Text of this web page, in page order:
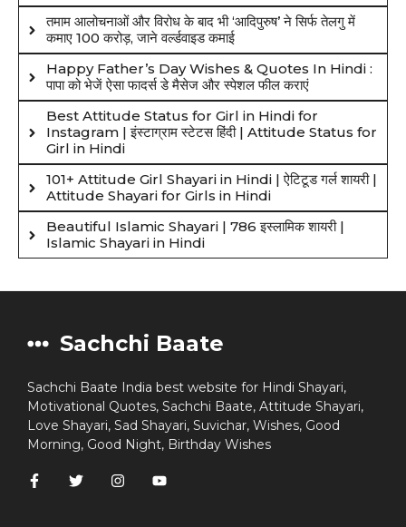
तमाम आलोचनाओं और विरोध के बाद भी ‘आदिपुरुष’ ने सिर्फ तेलगु में
कमाए 100 करोड़, जाने वर्ल्डवाइड कमाई
Happy Father’s Day Wishes & Quotes In Hindi :
पापा को भेजें ऐसा फादर्स डे मैसेज और स्पेशल फील कराएं
Best Attitude Status for Girl in Hindi for
Instagram | इंस्टाग्राम स्टेटस हिंदी | Attitude Status for
Girl in Hindi
101+ Attitude Girl Shayari in Hindi | ऐटिटूड गर्ल शायरी |
Attitude Shayari for Girls in Hindi
Beautiful Islamic Shayari | 786 इस्लामिक शायरी |
Islamic Shayari in Hindi
Sachchi Baate
Sachchi Baate India best website for Hindi Shayari,
Motivational Quotes, Sachchi Baate, Attitude Shayari,
Love Shayari, Sad Shayari, Suvichar, Wishes, Good
Morning, Good Night, Birthday Wishes